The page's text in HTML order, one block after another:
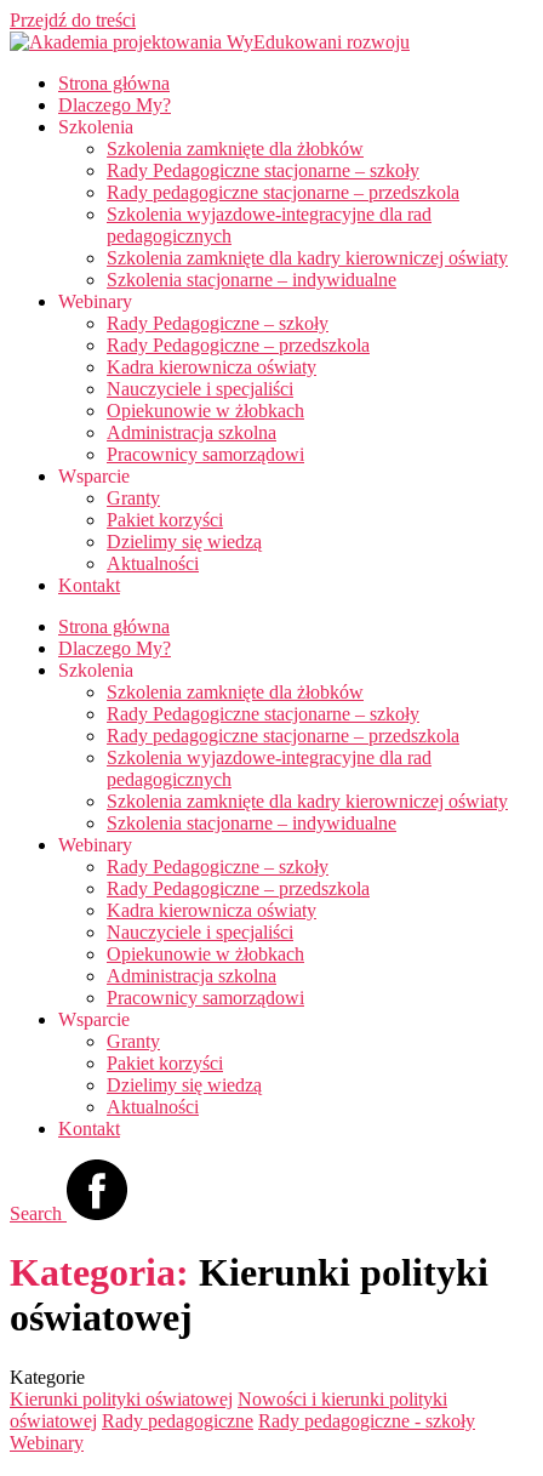
Przejdź do treści
Strona główna
Dlaczego My?
Szkolenia
Szkolenia zamknięte dla żłobków
Rady Pedagogiczne stacjonarne – szkoły
Rady pedagogiczne stacjonarne – przedszkola
Szkolenia wyjazdowe-integracyjne dla rad
pedagogicznych
Szkolenia zamknięte dla kadry kierowniczej oświaty
Szkolenia stacjonarne – indywidualne
Webinary
Rady Pedagogiczne – szkoły
Rady Pedagogiczne – przedszkola
Kadra kierownicza oświaty
Nauczyciele i specjaliści
Opiekunowie w żłobkach
Administracja szkolna
Pracownicy samorządowi
Wsparcie
Granty
Pakiet korzyści
Dzielimy się wiedzą
Aktualności
Kontakt
Strona główna
Dlaczego My?
Szkolenia
Szkolenia zamknięte dla żłobków
Rady Pedagogiczne stacjonarne – szkoły
Rady pedagogiczne stacjonarne – przedszkola
Szkolenia wyjazdowe-integracyjne dla rad
pedagogicznych
Szkolenia zamknięte dla kadry kierowniczej oświaty
Szkolenia stacjonarne – indywidualne
Webinary
Rady Pedagogiczne – szkoły
Rady Pedagogiczne – przedszkola
Kadra kierownicza oświaty
Nauczyciele i specjaliści
Opiekunowie w żłobkach
Administracja szkolna
Pracownicy samorządowi
Wsparcie
Granty
Pakiet korzyści
Dzielimy się wiedzą
Aktualności
Kontakt
Search
Kategoria: Kierunki polityki
oświatowej
Kategorie
Kierunki polityki oświatowej Nowości i kierunki polityki
oświatowej Rady pedagogiczne Rady pedagogiczne - szkoły
Webinary